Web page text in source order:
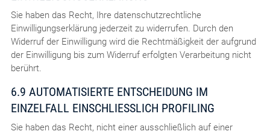
Sie haben das Recht, Ihre datenschutzrechtliche
Einwilligungserklärung jederzeit zu widerrufen. Durch den
Widerruf der Einwilligung wird die Rechtmäßigkeit der aufgrund
der Einwilligung bis zum Widerruf erfolgten Verarbeitung nicht
berührt.
6.9 AUTOMATISIERTE ENTSCHEIDUNG IM
EINZELFALL EINSCHLIESSLICH PROFILING
Sie haben das Recht, nicht einer ausschließlich auf einer